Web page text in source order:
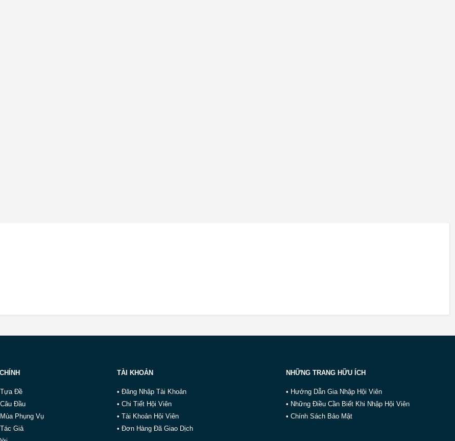
Tựa Đề
Đầu
Phụng Vụ
Giả
TÀI KHOẢN
• Đăng Nhập Tài Khoản
• Chi Tiết Hội Viên
• Tài Khoản Hội Viên
• Đơn Hàng Đã Giao Dịch
NHỮNG TRANG HỮU ÍCH
• Hướng Dẫn Gia Nhập Hội Viên
• Những Điều Cần Biết Khi Nhập Hội Viên
• Chính Sách Bảo Mật